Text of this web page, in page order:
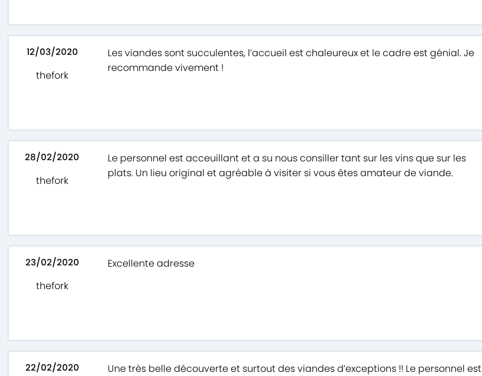
12/03/2020
thefork
Les viandes sont succulentes, l’accueil est chaleureux et le cadre est génial. Je
recommande vivement !
28/02/2020
thefork
Le personnel est acceuillant et a su nous consiller tant sur les vins que sur les
plats. Un lieu original et agréable à visiter si vous êtes amateur de viande.
23/02/2020
thefork
Excellente adresse
22/02/2020
Une très belle découverte et surtout des viandes d’exceptions !! Le personnel est